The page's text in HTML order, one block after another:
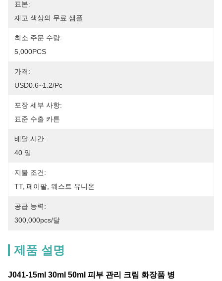
표본:
재고 색상의 무료 샘플
최소 주문 수량:
5,000PCS
가격:
USD0.6~1.2/pc
포장 세부 사항:
표준 수출 카튼
배달 시간:
40 일
지불 조건:
TT, 페이팔, 웨스트 유니온
공급 능력:
300,000pcs/달
제품 설명
J041-15ml 30ml 50ml 피부 관리 크림 화장품 병